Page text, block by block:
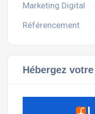
Marketing Digital
Référencement
Hébergez